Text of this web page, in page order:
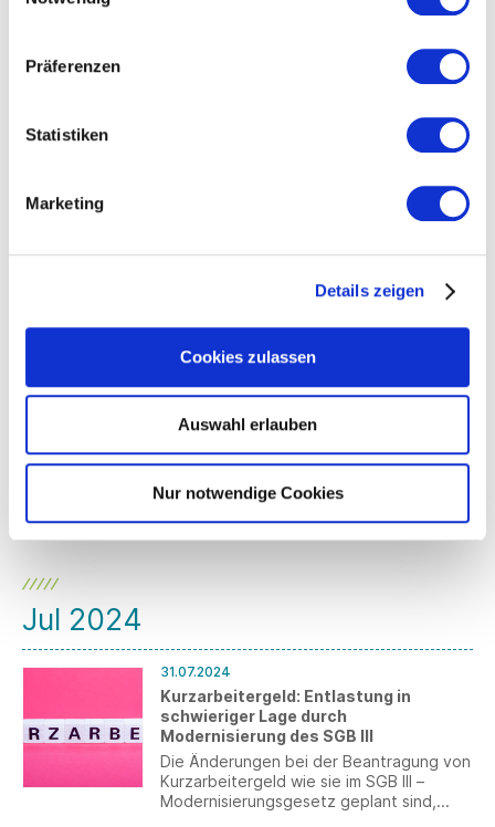
Präferenzen
Statistiken
Marketing
Details zeigen
Cookies zulassen
Auswahl erlauben
Nur notwendige Cookies
Thomas Staudinger wird neuer Vice
Digitalization am SCHIESSER Headquarter
Executive Managements löst er Engelbert
SCHIESSER recycelt Kleiderbügel aus
Rolle im unternehmerischen Denken.
Darum arbeitet SCHIESSER mit seinen
Partnern daran, vorhandene Ressourcen
05.08.2024
OLYMP und HB Ludwigsburg bilden ein
meisterhaftes Team
Die OLYMP Bezner KG in Bietigheim-
Bietigheim/Ludwigsburg e. V. (HBL)
setzen ihre meisterhafte Kooperation
05.08.2024
Leitung
Seit Anfang April 2024 leitet Rüdiger
Reuter das Unternehmen Fuchshuber
Techno-Tex mit Sitz in Lichtenstein-
Unterhausen. Der erfahrene Betriebswirt
machen.
Jul 2024
31.07.2024
Kurzarbeitergeld: Entlastung in
schwieriger Lage durch
Modernisierung des SGB III
Die Änderungen bei der Beantragung von
Kurzarbeitergeld wie sie im SGB III –
Modernisierungsgesetz geplant sind,